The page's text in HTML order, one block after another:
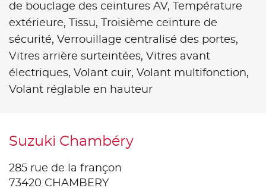
de bouclage des ceintures AV,
Température
extérieure,
Tissu,
Troisième ceinture de
sécurité, Verrouillage centralisé des portes,
Vitres arrière surteintées, Vitres avant
électriques, Volant cuir, Volant multifonction,
Volant réglable en hauteur
Suzuki Chambéry
285 rue de la françon
73420 CHAMBERY